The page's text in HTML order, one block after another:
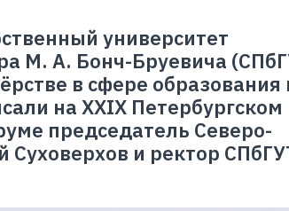
университет
М. А. Бонч-Бруевича
в сфере образования
на XXIX Петербургском
председатель Северо-
и ректор